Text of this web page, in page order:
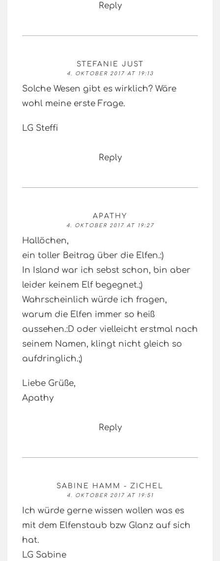
Reply
STEFANIE JUST
4. OKTOBER 2017 AT 19:13
Solche Wesen gibt es wirklich? Wäre
wohl meine erste Frage.
LG Steffi
Reply
APATHY
4. OKTOBER 2017 AT 19:27
Hallöchen,
ein toller Beitrag über die Elfen.:)
In Island war ich sebst schon, bin aber
leider keinem Elf begegnet.;)
Wahrscheinlich würde ich fragen,
warum die Elfen immer so heiß
aussehen.:D oder vielleicht erstmal nach
seinem Namen, klingt nicht gleich so
aufdringlich.;)
Liebe Grüße,
Apathy
Reply
SABINE HAMM - ZICHEL
4. OKTOBER 2017 AT 19:51
Ich würde gerne wissen wollen was es
mit dem Elfenstaub bzw Glanz auf sich
hat.
LG Sabine